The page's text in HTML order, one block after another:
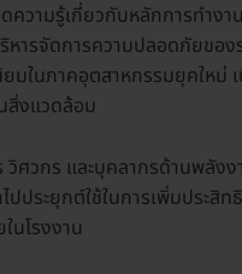
ามรู้เกี่ยวกับหลักการทำงา
ารจัดการความปลอดภัยของ
ในภาคอุตสาหกรรมยุคใหม่
สิ่งแวดล้อม
ศวกร และบุคลากรด้านพลัง
ปประยุกต์ใช้ในการเพิ่มประ
นโรงงาน